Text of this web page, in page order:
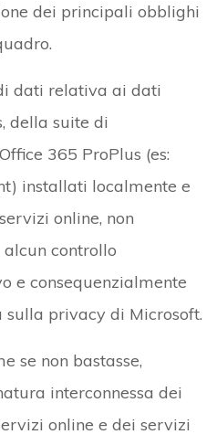
dei principali obblighi
dati relativa ai dati
della suite di
365 ProPlus (es:
installati localmente e
online, non
controllo
e consequenzialmente
privacy di Microsoft.
se non bastasse,
interconnessa dei
online e dei servizi